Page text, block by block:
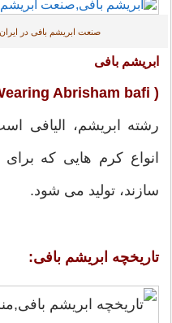
صنعت ابریشم بافی در
ابریشم بافی
( Silk Wearing Abrisham bafi)
رشته ابریشم، الیافی
انواع کرم هایی که
سازند، تولید می شود.
تاريخچه ‌ابریشم بافی: